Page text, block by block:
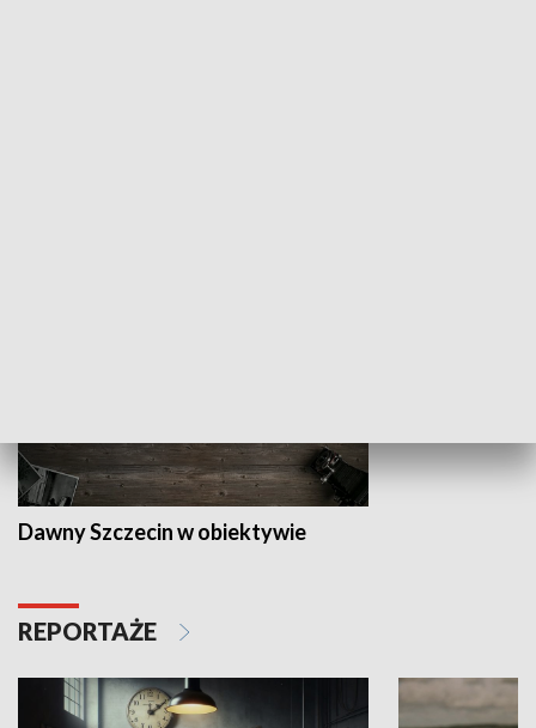
Dawny Szczecin w obiektywie
REPORTAŻE